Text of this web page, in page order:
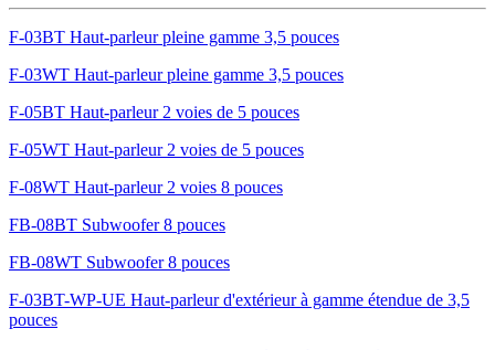
F-03BT Haut-parleur pleine gamme 3,5 pouces
F-03WT Haut-parleur pleine gamme 3,5 pouces
F-05BT Haut-parleur 2 voies de 5 pouces
F-05WT Haut-parleur 2 voies de 5 pouces
F-08WT Haut-parleur 2 voies 8 pouces
FB-08BT Subwoofer 8 pouces
FB-08WT Subwoofer 8 pouces
F-03BT-WP-UE Haut-parleur d'extérieur à gamme étendue de 3,5
pouces